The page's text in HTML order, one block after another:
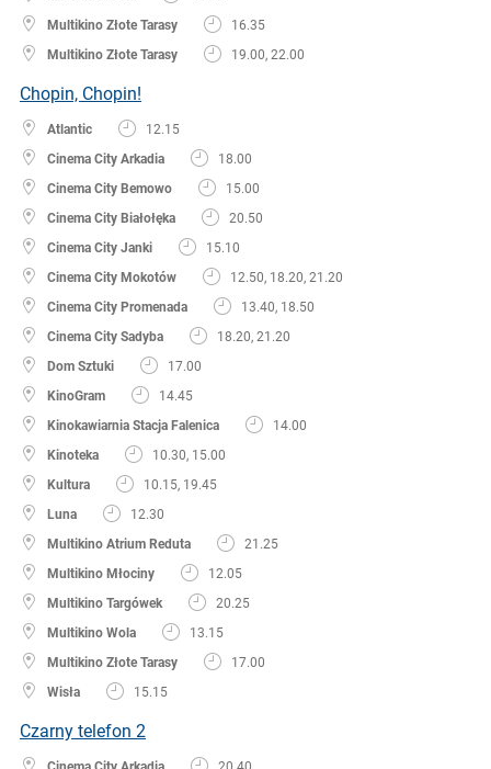
Multikino Złote Tarasy
16.35
Multikino Złote Tarasy
19.00, 22.00
Chopin, Chopin!
Atlantic
12.15
Cinema City Arkadia
18.00
Cinema City Bemowo
15.00
Cinema City Białołęka
20.50
Cinema City Janki
15.10
Cinema City Mokotów
12.50, 18.20, 21.20
Cinema City Promenada
13.40, 18.50
Cinema City Sadyba
18.20, 21.20
Dom Sztuki
17.00
KinoGram
14.45
Kinokawiarnia Stacja Falenica
14.00
Kinoteka
10.30, 15.00
Kultura
10.15, 19.45
Luna
12.30
Multikino Atrium Reduta
21.25
Multikino Młociny
12.05
Multikino Targówek
20.25
Multikino Wola
13.15
Multikino Złote Tarasy
17.00
Wisła
15.15
Czarny telefon 2